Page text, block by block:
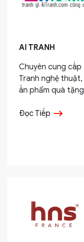
AI TRANH
Chuyên cung cấp
Tranh nghệ thuật,
ấn phẩm quà tặng
Đọc Tiếp